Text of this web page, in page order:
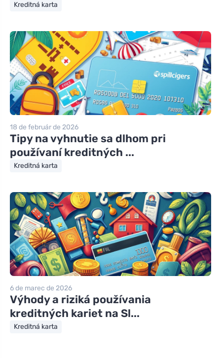
Kreditná karta
18 de február de 2026
Tipy na vyhnutie sa dlhom pri
používaní kreditných ...
Kreditná karta
6 de marec de 2026
Výhody a riziká používania
kreditných kariet na Sl...
Kreditná karta